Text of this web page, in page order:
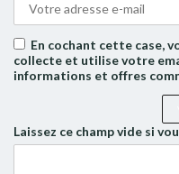
En cochant cette case,
collecte et utilise votre
informations et offres
Laissez ce champ vide si